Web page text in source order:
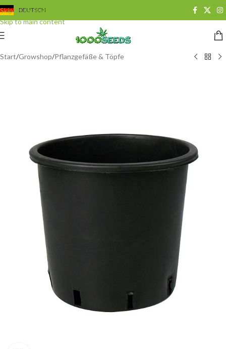
Skip to navigation
Skip to main content
DEUTSCH
Start/Growshop/Pflanzgefäße & Töpfe